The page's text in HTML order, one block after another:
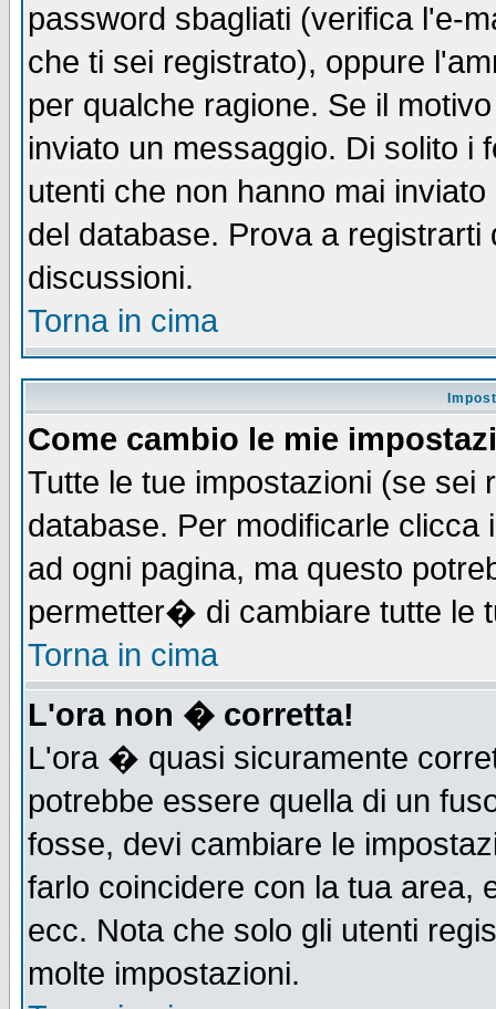
password sbagliati (verifica l'e-
che ti sei registrato), oppure
per qualche ragione. Se il
inviato un messaggio. Di solito i
utenti che non hanno mai
del database. Prova a
discussioni.
Torna in cima
Come cambio le mie
Tutte le tue impostazioni (se sei
database. Per modificarle clicca
ad ogni pagina, ma questo
permetter� di cambiare tutte le
Torna in cima
L'ora non � corretta!
L'ora � quasi sicuramente
potrebbe essere quella di un
fosse, devi cambiare le
farlo coincidere con la tua area,
ecc. Nota che solo gli utenti
molte impostazioni.